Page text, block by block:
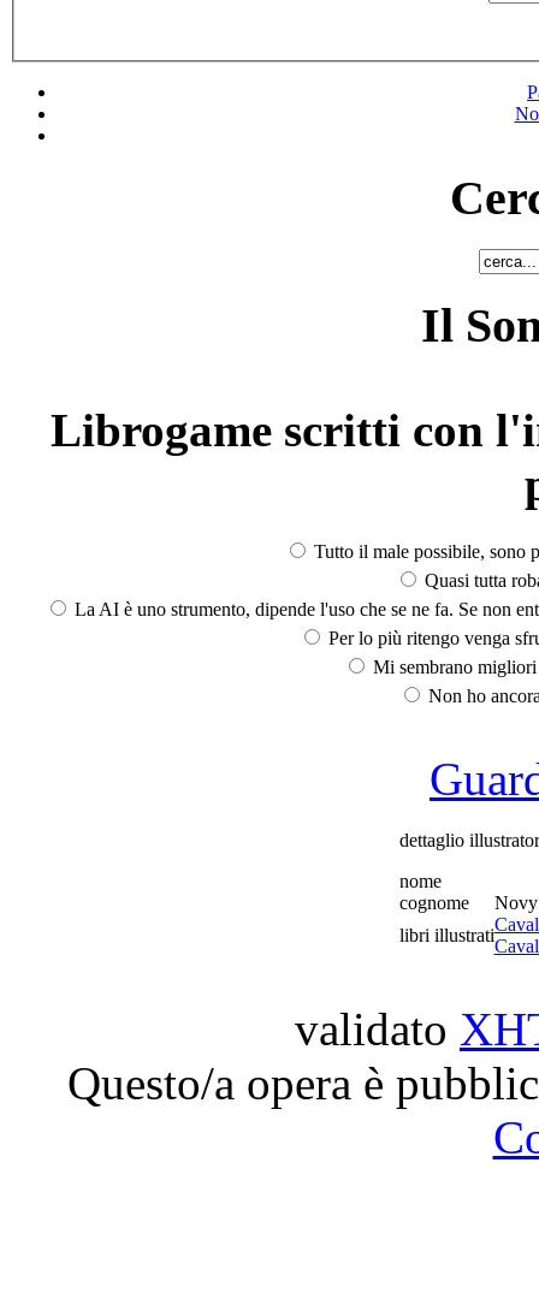
Il
Librogame scritti con
Tutto il male possibile, sono
Quasi tutta
La AI è uno strumento, dipende l'uso che se ne fa. Se non
Per lo più ritengo venga
Mi sembrano
Non ho
dettaglio
nome
cognome
Novy
libri illustrati
validato
Questo/a opera è